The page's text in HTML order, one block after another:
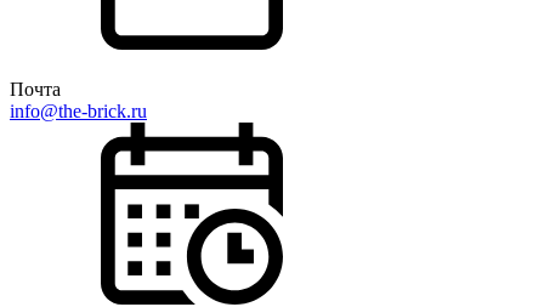
Почта
info@the-brick.ru